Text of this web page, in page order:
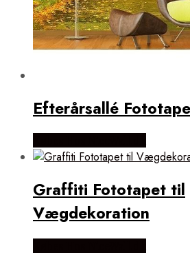
Efterårsallé
Graffiti Fototapet til
Vægdekoration